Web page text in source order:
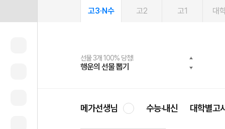
고3·N수 고2 고1 대
선물 3개 100% 당첨!
행운의 선물 뽑기
선물 100% 증정!
메가스터디 X 올리브
여름방학 스터디 캐시백
메가런 썸머스쿨
2027 러셀 단과
강사 공개선발
스마트러닝앱
설문 EVENT
메가패스
3일 무료 체험권
메가패스 수강생 무료혜택!
메가클럽 멤버십
사회공헌 캠페인
희망이룸 메가나눔
메가선생님 수능·내신 대학별고